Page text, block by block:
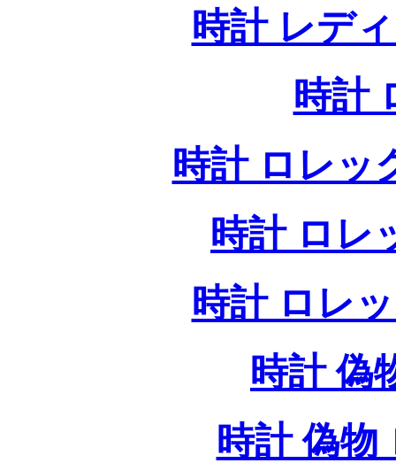
時計 レデ
時計
時計 ロレッ
時計 ロレ
時計 ロレ
時計 偽
時計 偽物